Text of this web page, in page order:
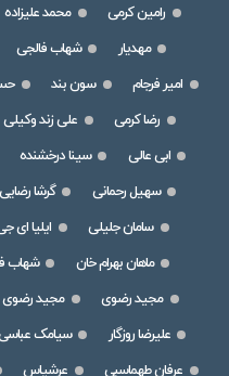
رامین کرمی
محمد علیزاده
مهدیار
شهاب فالجی
امیر فرجام
سون بند
رضا کرمی
علی زند وکیلی
ابی عالی
سینا درخشنده
سهیل رحمانی
گرشا رضایی
سامان جلیلی
ایلیا ای
ماهان بهرام خان
شهاب
مجید رضوی
مجید رضوی
علیرضا روزگار
سیامک
عرفان طهماسبی
عرشیاس